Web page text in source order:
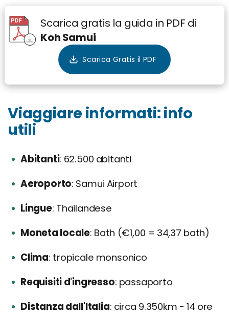
Scarica gratis la guida in PDF di
Koh Samui
Viaggiare informati: info
utili
Abitanti 62.500 abitanti
Aeroporto Samui Airport
Lingue Thailandese
Moneta locale Bath (€1,00 = 34,37 bath)
Clima tropicale monsonico
Requisiti d'ingresso passaporto
Distanza dall'Italia circa 9.350km - 14 ore